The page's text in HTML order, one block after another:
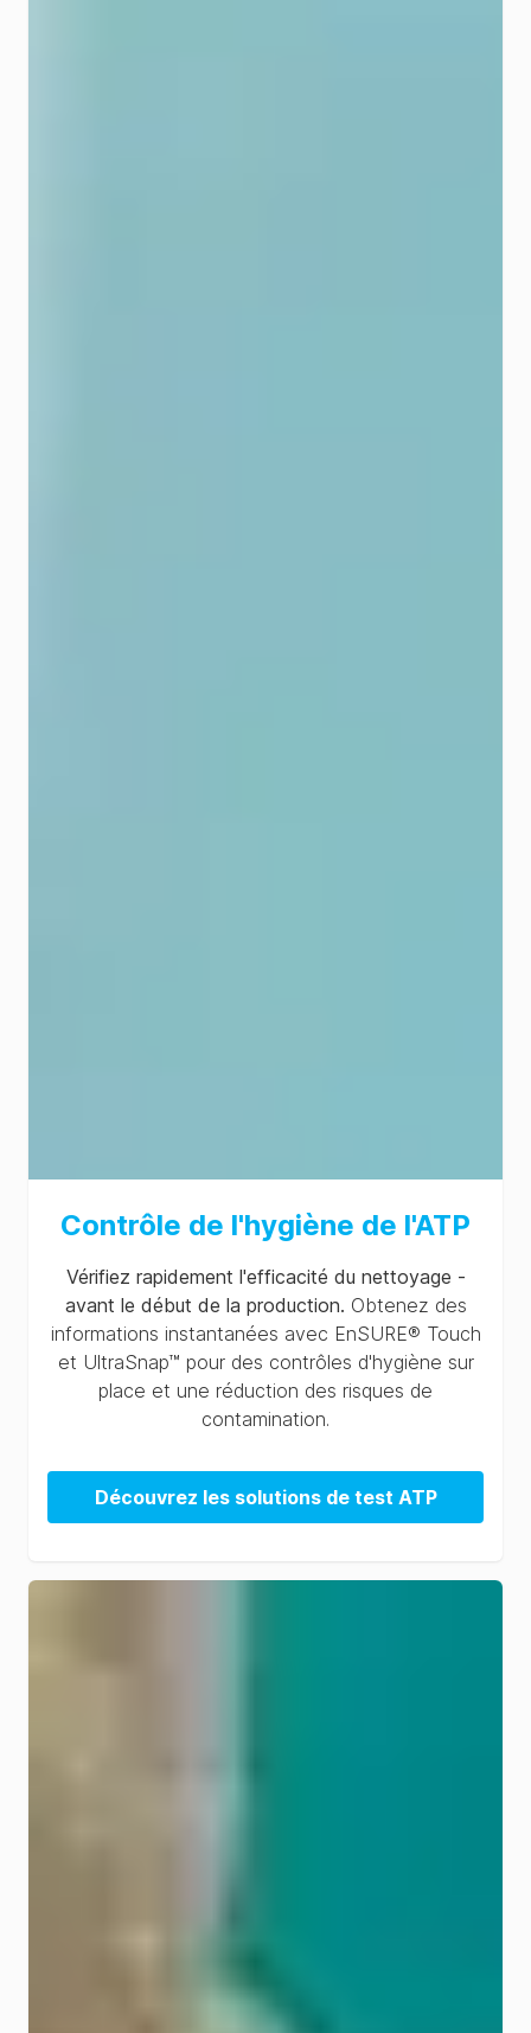
Contrôle de l'hygiène de l'ATP
Vérifiez rapidement l'efficacité du nettoyage -
avant le début de la production. Obtenez des
informations instantanées avec EnSURE® Touch
et UltraSnap™ pour des contrôles d'hygiène sur
place et une réduction des risques de
contamination.
Découvrez les solutions de test ATP